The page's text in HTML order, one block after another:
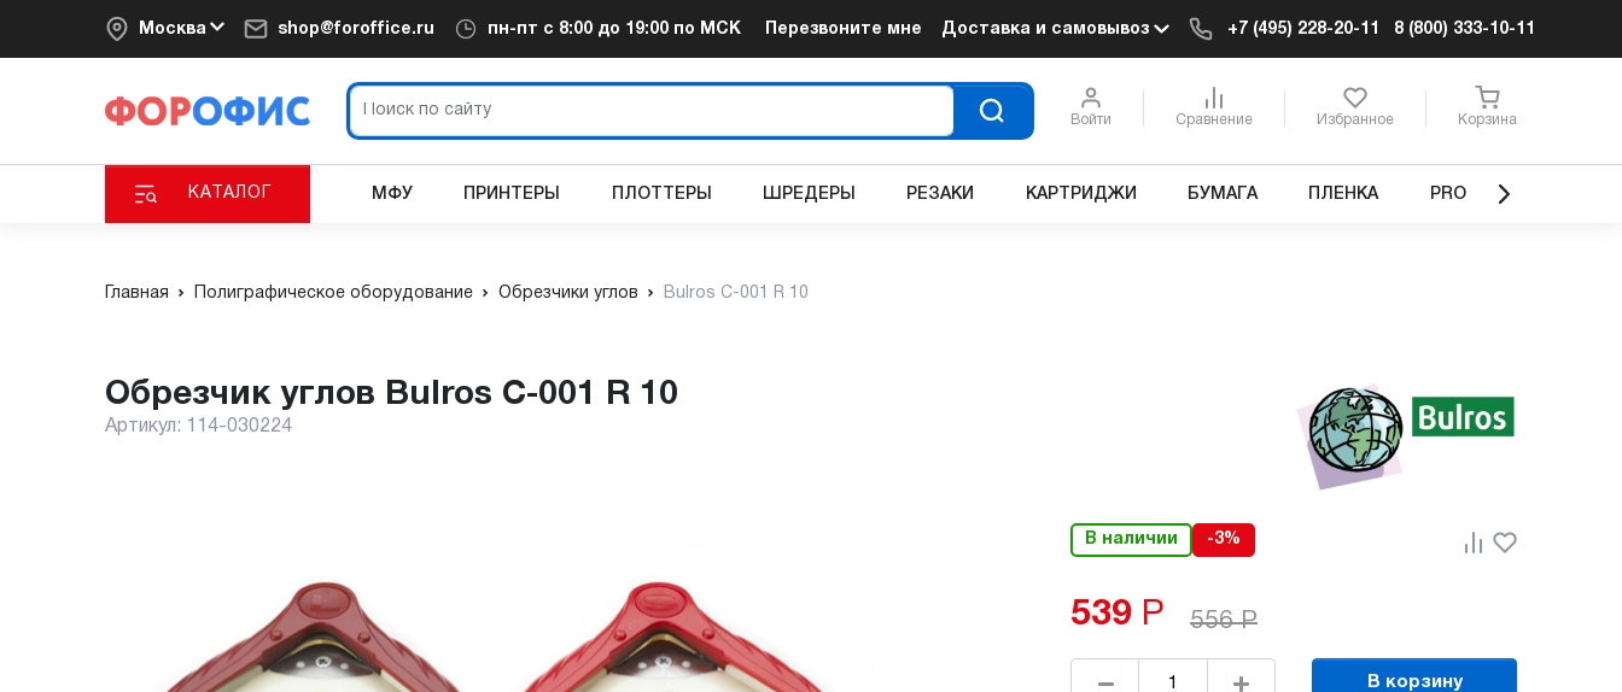
Москва shop@foroffice.ru пн-пт с 8:00 до 19:00 по МСК Перезвоните мне Доставка и самовывоз +7 (495) 228-20-11 8 (800) 333-10-11
Войти Сравнение Избранное Корзина
КАТАЛОГ МФУ ПРИНТЕРЫ ПЛОТТЕРЫ ШРЕДЕРЫ РЕЗАКИ КАРТРИДЖИ БУМАГА ПЛЕНКА PRO
Главная Полиграфическое оборудование Обрезчики углов Bulros C-001 R 10
Обрезчик углов Bulros C-001 R 10
Артикул: 114-030224
В наличии -3%
539 Р 556 Р
В корзину